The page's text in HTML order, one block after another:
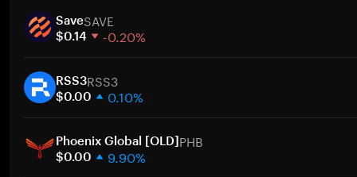
30日間
時価総額
SaveSAVE
$0.14 -0.20%
30日間
時価総額
RSS3RSS3
$0.00 0.10%
30日間
時価総額
Phoenix Global [OLD]PHB
$0.00 9.90%